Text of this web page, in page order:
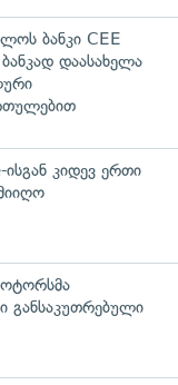
ბანკი CEE
დაასახელა
კიდევ ერთი
განსაკუთრებული